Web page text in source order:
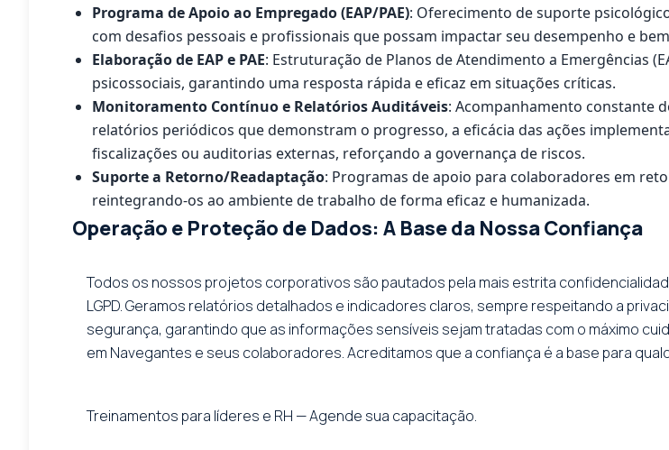
Programa de Apoio ao Empregado (EAP/PAE): Oferecimento de suporte
com desafios pessoais e profissionais que possam impactar seu desempenho e
Elaboração de EAP e PAE: Estruturação de Planos de Atendimento a Emergências
psicossociais, garantindo uma resposta rápida e eficaz em situações críticas.
Monitoramento Contínuo e Relatórios Auditáveis: Acompanhamento constante
relatórios periódicos que demonstram o progresso, a eficácia das ações
fiscalizações ou auditorias externas, reforçando a governança de riscos.
Suporte a Retorno/Readaptação: Programas de apoio para colaboradores em
reintegrando-os ao ambiente de trabalho de forma eficaz e humanizada.
Operação e Proteção de Dados: A Base da Nossa Confiança
Todos os nossos projetos corporativos são pautados pela mais estrita
LGPD. Geramos relatórios detalhados e indicadores claros, sempre respeitando a
segurança, garantindo que as informações sensíveis sejam tratadas com o máximo
em Navegantes e seus colaboradores. Acreditamos que a confiança é a base para
Treinamentos para líderes e RH — Agende sua capacitação.